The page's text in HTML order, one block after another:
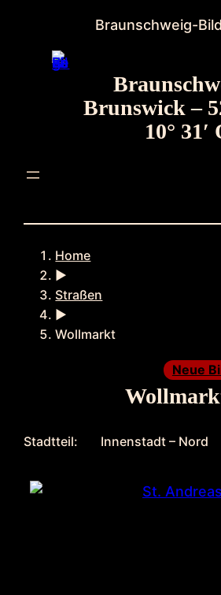
springen
Braunschweig-
Brunswick –
10° 31′
Home
►
Straßen
►
Wollmarkt
Neue
Stadtteil: Innenstadt – Nord